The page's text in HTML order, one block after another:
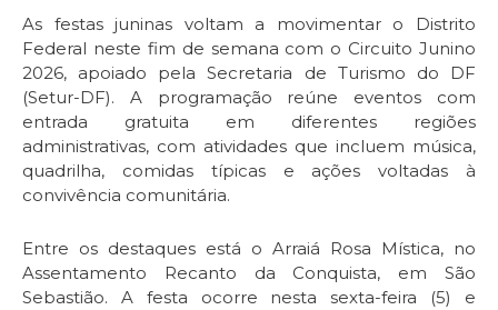
As festas juninas voltam a movimentar o Distrito
Federal neste fim de semana com o Circuito Junino
2026, apoiado pela Secretaria de Turismo do DF
(Setur-DF). A programação reúne eventos com
entrada gratuita em diferentes regiões
administrativas, com atividades que incluem música,
quadrilha, comidas típicas e ações voltadas à
convivência comunitária.
Entre os destaques está o Arraiá Rosa Mística, no
Assentamento Recanto da Conquista, em São
Sebastião. A festa ocorre nesta sexta-feira (5) e